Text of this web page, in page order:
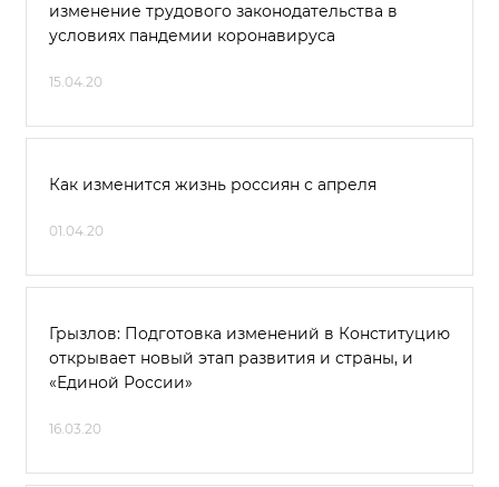
изменение трудового законодательства в
условиях пандемии коронавируса
15.04.20
Как изменится жизнь россиян с апреля
01.04.20
Грызлов: Подготовка изменений в Конституцию
открывает новый этап развития и страны, и
«Единой России»
16.03.20